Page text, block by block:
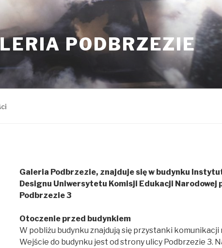
PODBRZEZIE
Galeria Podbrzezie, znajduje się w budynku
Designu Uniwersytetu Komisji Edukacji Narodowej
Podbrzezie 3
Otoczenie przed budynkiem
W pobliżu budynku znajdują się przystanki komunikacji
Wejście do budynku jest od strony ulicy Podbrzezie 3.